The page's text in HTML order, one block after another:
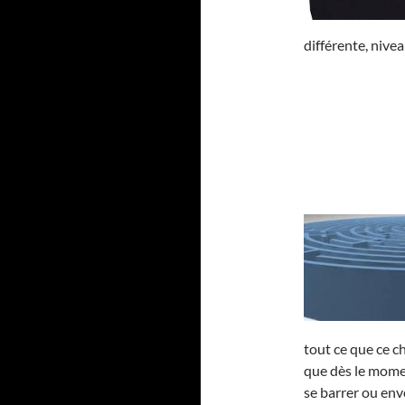
différente,
tout ce que ce
que dès le
se barrer ou